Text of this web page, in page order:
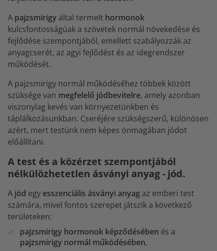
A pajzsmirigy által termelt hormonok
kulcsfontosságúak a szövetek normál növekedése és
fejlődése szempontjából, emellett szabályozzák az
anyagcserét, az agyi fejlődést és az idegrendszer
működését.
A pajzsmirigy normál működéséhez többek között
szüksége van megfelelő jódbevitelre, amely azonban
viszonylag kevés van környezetünkben és
táplálkozásunkban. Cseréjére szükségszerű, különösen
azért, mert testünk nem képes önmagában jódot
előállítani.
A test és a közérzet szempontjából
nélkülözhetetlen ásványi anyag - jód.
A jód egy esszenciális ásványi anyag az emberi test
számára, mivel fontos szerepet játszik a következő
területeken:
pajzsmirigy hormonok képződésében és a
pajzsmirigy normál működésében,